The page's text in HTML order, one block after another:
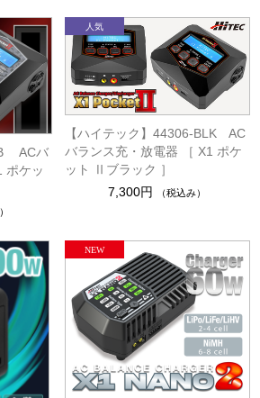
B ACバ
ポケッ
【ハイテック】44306-BLK AC
バランス充・放電器 ［ X1 ポケ
ット Ⅱブラック ］
7,300円
（税込み）